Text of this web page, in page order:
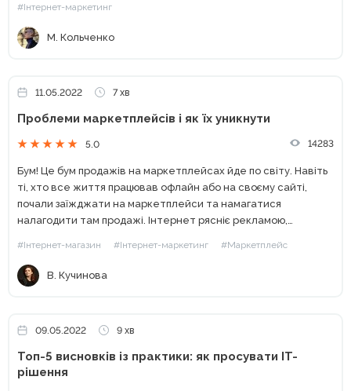
#Інтернет-маркетинг
М. Кольченко
11.05.2022 7 хв
Проблеми маркетплейсів і як їх уникнути
5.0 14283
Бум! Це бум продажів на маркетплейсах йде по світу. Навіть
ті, хто все життя працював офлайн або на своєму сайті,
почали заїжджати на маркетплейси та намагатися
налагодити там продажі. Інтернет рясніє рекламою,
маркетплейсах, обіцяють золоті...
#Інтернет-магазин #Інтернет-маркетинг #Маркетплейс
В. Кучинова
09.05.2022 9 хв
Топ-5 висновків із практики: як просувати IT-
рішення